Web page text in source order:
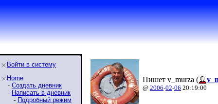
Войти в систему
Home
- Создать дневник
- Написать в дневник
- Подробный режим
Пишет v_murza (
@ 2006-02-06 20:19:00